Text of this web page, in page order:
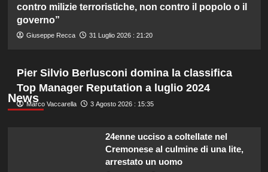
contro milizie terroristiche, non contro il popolo o il
governo”
Giuseppe Recca 31 Luglio 2026 : 21:20
News
Pier Silvio Berlusconi domina la classifica
Top Manager Reputation a luglio 2024
Marco Vaccarella 3 Agosto 2026 : 15:35
24enne ucciso a coltellate nel
Cremonese al culmine di una lite,
arrestato un uomo